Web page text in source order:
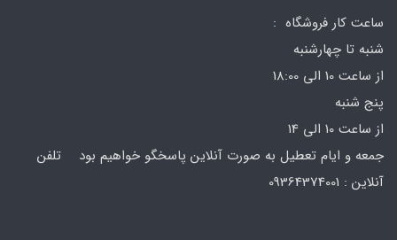
ساعت کار فروشگاه :
شنبه تا چهارشنبه
از ساعت 10 الی 18:00
پنج شنبه
از ساعت 10 الی 14
جمعه و ایام تعطیل به صورت آنلاین پاسخگو خواهیم بود تلفن